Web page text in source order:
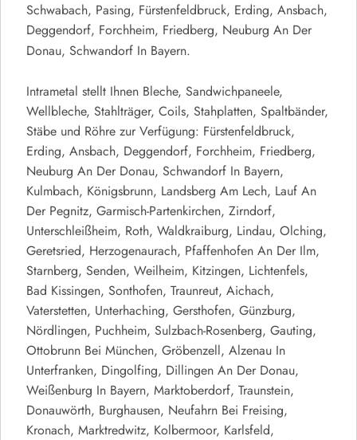
Schwabach, Pasing, Fürstenfeldbruck, Erding, Ansbach,
Deggendorf, Forchheim, Friedberg, Neuburg An Der
Donau, Schwandorf In Bayern.
Intrametal stellt Ihnen Bleche, Sandwichpaneele,
Wellbleche, Stahlträger, Coils, Stahplatten, Spaltbänder,
Stäbe und Röhre zur Verfügung: Fürstenfeldbruck,
Erding, Ansbach, Deggendorf, Forchheim, Friedberg,
Neuburg An Der Donau, Schwandorf In Bayern,
Kulmbach, Königsbrunn, Landsberg Am Lech, Lauf An
Der Pegnitz, Garmisch-Partenkirchen, Zirndorf,
Unterschleißheim, Roth, Waldkraiburg, Lindau, Olching,
Geretsried, Herzogenaurach, Pfaffenhofen An Der Ilm,
Starnberg, Senden, Weilheim, Kitzingen, Lichtenfels,
Bad Kissingen, Sonthofen, Traunreut, Aichach,
Vaterstetten, Unterhaching, Gersthofen, Günzburg,
Nördlingen, Puchheim, Sulzbach-Rosenberg, Gauting,
Ottobrunn Bei München, Gröbenzell, Alzenau In
Unterfranken, Dingolfing, Dillingen An Der Donau,
Weißenburg In Bayern, Marktoberdorf, Traunstein,
Donauwörth, Burghausen, Neufahrn Bei Freising,
Kronach, Marktredwitz, Kolbermoor, Karlsfeld,